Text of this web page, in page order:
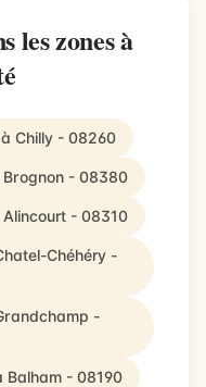
les zones à
Chilly - 08260
- 08380
- 08310
Chéhéry -
-
Balham - 08190